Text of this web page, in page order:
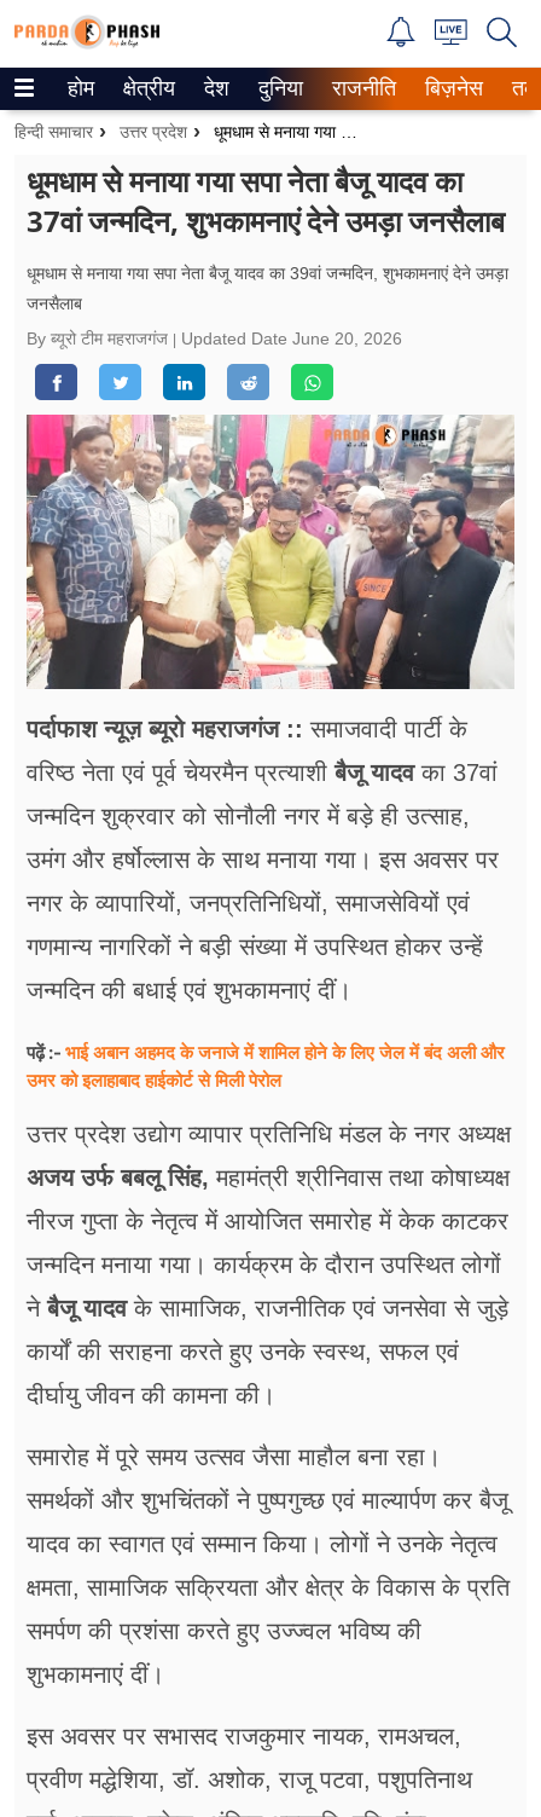
Trending on Google News
वेब स्टोरीज
उत्तर प्रदेश
गैलरी
वीडियो
रिलेशनशिप
जीवन मंत्रा
फूड
सेहत
ब्‍यूटी
जॉब्स
शिक्षा
अन्य खबरें
होम क्षेत्रीय देश दुनिया राजनीति बिज़नेस
हिन्दी समाचार उत्तर प्रदेश
धूमधाम से मनाया गया सपा नेता बैजू यादव का
37वां जन्मदिन, शुभकामनाएं देने उमड़ा जनसैलाब
धूमधाम से मनाया गया सपा नेता बैजू यादव का 39वां जन्मदिन, शुभकामनाएं देने उमड़ा
जनसैलाब
By ब्यूरो टीम महराजगंज
Updated Date June 20, 2026
पर्दाफाश न्यूज़ ब्यूरो महराजगंज :: समाजवादी पार्टी के
वरिष्ठ नेता एवं पूर्व चेयरमैन प्रत्याशीबैजू यादवका 37वां
जन्मदिन शुक्रवार को सोनौली नगर में बड़े ही उत्साह,
उमंग और हर्षोल्लास के साथ मनाया गया। इस अवसर पर
नगर के व्यापारियों, जनप्रतिनिधियों, समाजसेवियों एवं
गणमान्य नागरिकों ने बड़ी संख्या में उपस्थित होकर उन्हें
जन्मदिन की बधाई एवं शुभकामनाएं दीं।
पढ़ें :- भाई अबान अहमद के जनाजे में शामिल होने के लिए जेल में बंद अली और
उमर को इलाहाबाद हाईकोर्ट से मिली पेरोल
उत्तर प्रदेश उद्योग व्यापार प्रतिनिधि मंडल के नगर अध्यक्ष
अजय उर्फ बबलू सिंह, महामंत्री श्रीनिवास तथा कोषाध्यक्ष
नीरज गुप्ता के नेतृत्व में आयोजित समारोह में केक काटकर
जन्मदिन मनाया गया। कार्यक्रम के दौरान उपस्थित लोगों
नेबैजू यादवके सामाजिक, राजनीतिक एवं जनसेवा से जुड़े
कार्यों की सराहना करते हुए उनके स्वस्थ, सफल एवं
दीर्घायु जीवन की कामना की।
समारोह में पूरे समय उत्सव जैसा माहौल बना रहा।
समर्थकों और शुभचिंतकों ने पुष्पगुच्छ एवं माल्यार्पण कर बैजू
यादव का स्वागत एवं सम्मान किया। लोगों ने उनके नेतृत्व
क्षमता, सामाजिक सक्रियता और क्षेत्र के विकास के प्रति
समर्पण की प्रशंसा करते हुए उज्ज्वल भविष्य की
शुभकामनाएं दीं।
इस अवसर पर सभासद राजकुमार नायक, रामअचल,
प्रवीण मद्धेशिया, डॉ. अशोक, राजू पटवा, पशुपतिनाथ